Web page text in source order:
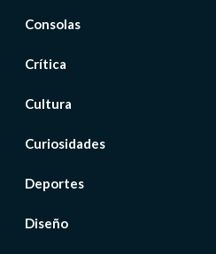
Consolas
Crítica
Cultura
Curiosidades
Deportes
Diseño